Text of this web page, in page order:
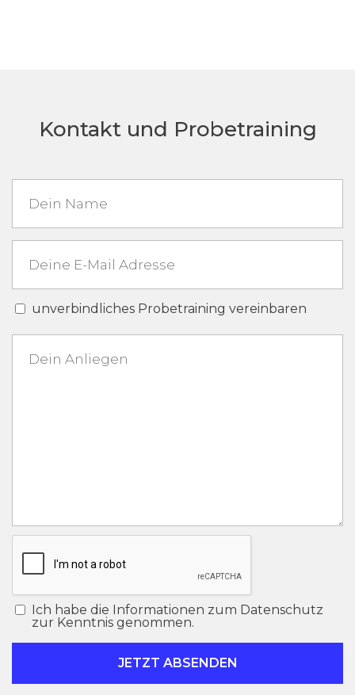
Kontakt und Probetraining
unverbindliches Probetraining vereinbaren
Ich habe die Informationen zum Datenschutz
zur Kenntnis genommen.